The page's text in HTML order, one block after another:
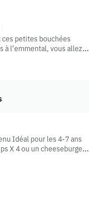
ces petites bouchées
à l’emmental, vous allez
parie ? Rolls = Rouleaux
Idéal pour les 4-7 ans
X 4 ou un cheeseburger,
au choix, une boisson